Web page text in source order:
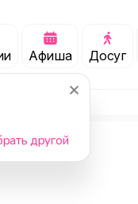
другой
Афиша Досуг